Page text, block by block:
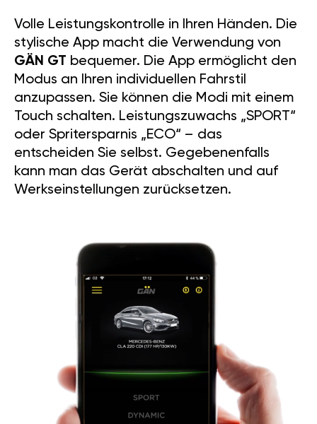
Volle Leistungskontrolle in Ihren Händen. Die
stylische App macht die Verwendung von
GÄN GT bequemer. Die App ermöglicht den
Modus an Ihren individuellen Fahrstil
anzupassen. Sie können die Modi mit einem
Touch schalten. Leistungszuwachs „SPORT“
oder Spritersparnis „ECO“ – das
entscheiden Sie selbst. Gegebenenfalls
kann man das Gerät abschalten und auf
Werkseinstellungen zurücksetzen.